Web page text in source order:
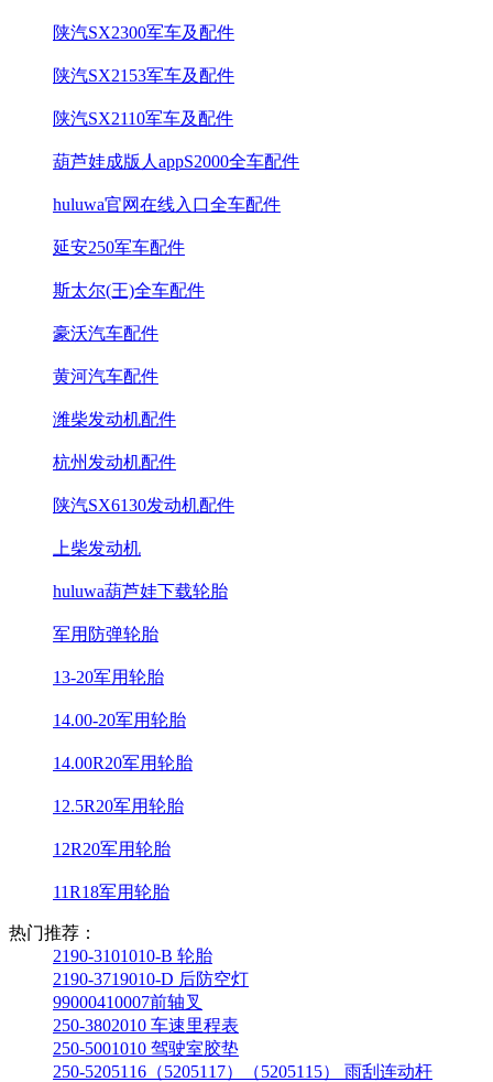
陕汽SX2300军车及配件
陕汽SX2153军车及配件
陕汽SX2110军车及配件
葫芦娃成版人appS2000全车配件
huluwa官网在线入口全车配件
延安250军车配件
斯太尔(王)全车配件
豪沃汽车配件
黄河汽车配件
潍柴发动机配件
杭州发动机配件
陕汽SX6130发动机配件
上柴发动机
huluwa葫芦娃下载轮胎
军用防弹轮胎
13-20军用轮胎
14.00-20军用轮胎
14.00R20军用轮胎
12.5R20军用轮胎
12R20军用轮胎
11R18军用轮胎
热门推荐：
2190-3101010-B 轮胎
2190-3719010-D 后防空灯
99000410007前轴叉
250-3802010 车速里程表
250-5001010 驾驶室胶垫
250-5205116（5205117）（5205115） 雨刮连动杆